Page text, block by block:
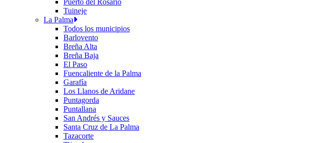
Tuineje
La Palma
Todos los municipios
Barlovento
Breña Alta
Breña Baja
El Paso
Fuencaliente de la Palma
Garafía
Los Llanos de Aridane
Puntagorda
Puntallana
San Andrés y Sauces
Santa Cruz de La Palma
Tazacorte